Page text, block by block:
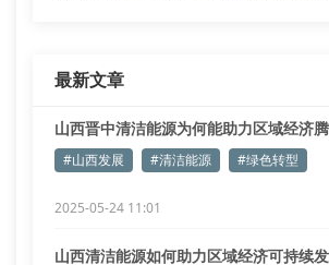
最新文章
山西晋中清洁能源为何能助力区域经济
#山西发展 #清洁能源 #绿色转型
2025-05-24 11:01
山西清洁能源如何助力区域经济可持续